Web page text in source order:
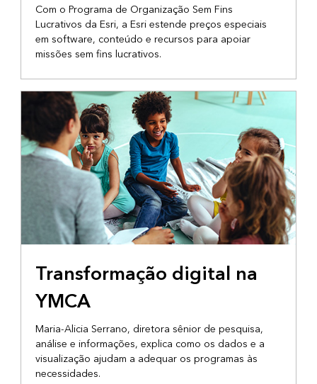
Com o Programa de Organização Sem Fins
Lucrativos da Esri, a Esri estende preços especiais
em software, conteúdo e recursos para apoiar
missões sem fins lucrativos.
Transformação digital na
YMCA
Maria-Alicia Serrano, diretora sênior de pesquisa,
análise e informações, explica como os dados e a
visualização ajudam a adequar os programas às
necessidades.